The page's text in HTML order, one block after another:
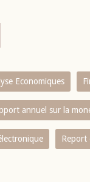
Economiques
annuel sur la
Report